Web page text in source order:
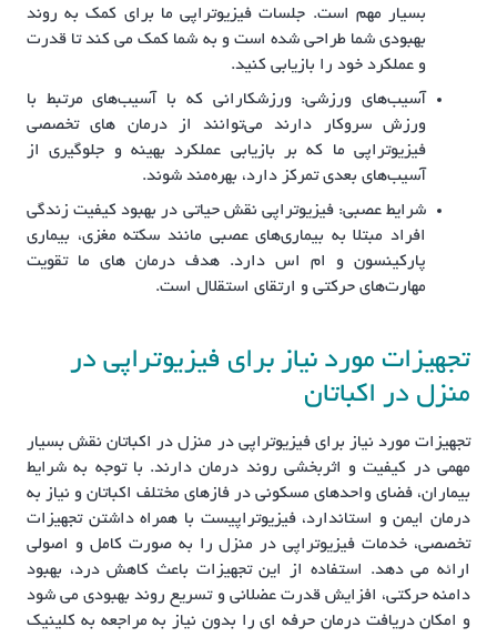
بسیار مهم است. جلسات فیزیوتراپی ما برای کمک به روند
بهبودی شما طراحی شده است و به شما کمک می کند تا قدرت
و عملکرد خود را بازیابی کنید.
آسیب‌های ورزشی: ورزشکارانی که با آسیب‌های مرتبط با
ورزش سروکار دارند می‌توانند از درمان های تخصصی
فیزیوتراپی ما که بر بازیابی عملکرد بهینه و جلوگیری از
آسیب‌های بعدی تمرکز دارد، بهره‌مند شوند.
شرایط عصبی: فیزیوتراپی نقش حیاتی در بهبود کیفیت زندگی
افراد مبتلا به بیماری‌های عصبی مانند سکته مغزی، بیماری
پارکینسون و ام اس دارد. هدف درمان های ما تقویت
مهارت‌های حرکتی و ارتقای استقلال است.
تجهیزات مورد نیاز برای فیزیوتراپی در
منزل در اکباتان
تجهیزات مورد نیاز برای فیزیوتراپی در منزل در اکباتان نقش بسیار
مهمی در کیفیت و اثربخشی روند درمان دارند. با توجه به شرایط
بیماران، فضای واحدهای مسکونی در فازهای مختلف اکباتان و نیاز به
درمان ایمن و استاندارد، فیزیوتراپیست با همراه داشتن تجهیزات
تخصصی، خدمات فیزیوتراپی در منزل را به صورت کامل و اصولی
ارائه می دهد. استفاده از این تجهیزات باعث کاهش درد، بهبود
دامنه حرکتی، افزایش قدرت عضلانی و تسریع روند بهبودی می شود
و امکان دریافت درمان حرفه ای را بدون نیاز به مراجعه به کلینیک